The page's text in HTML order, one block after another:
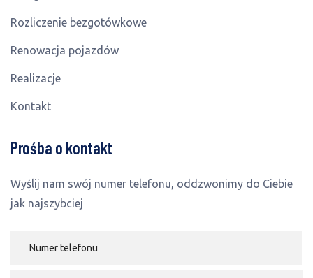
Rozliczenie bezgotówkowe
Renowacja pojazdów
Realizacje
Kontakt
Prośba o kontakt
Wyślij nam swój numer telefonu, oddzwonimy do Ciebie
jak najszybciej